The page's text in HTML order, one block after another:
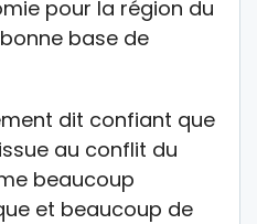
pour la région du
base de
dit confiant que
au conflit du
beaucoup
et beaucoup de